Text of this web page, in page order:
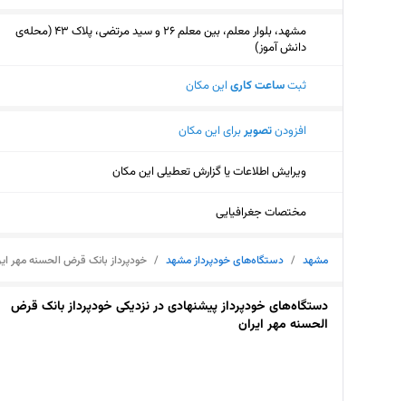
مشهد، بلوار معلم، بین معلم 26 و سید مرتضی، پلاک 43 (محله‌ی
دانش آموز)
ثبتساعت کاری این مکان
افزودنتصویربرای این مکان
ویرایش اطلاعات یا گزارش تعطیلی این مکان
مختصات جغرافیایی
مشهد / دستگاه‌های خودپرداز مشهد / خودپرداز بانک قرض الحسنه مهر
دستگاه‌های خودپرداز پیشنهادی در نزدیکی خودپرداز بانک قرض
الحسنه مهر ایران